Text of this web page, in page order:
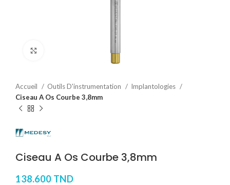
Accueil Outils D'instrumentation
Implantologies
Ciseau A Os Courbe 3,8mm
Ciseau A Os Courbe 3,8mm
138.600 TND